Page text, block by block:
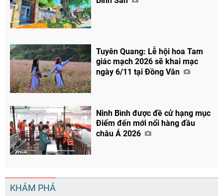
Tuyên Quang: Lễ hội hoa Tam
giác mạch 2026 sẽ khai mạc
ngày 6/11 tại Đồng Văn
Ninh Bình được đề cử hạng mục
Điểm đến mới nổi hàng đầu
châu Á 2026
KHÁM PHÁ